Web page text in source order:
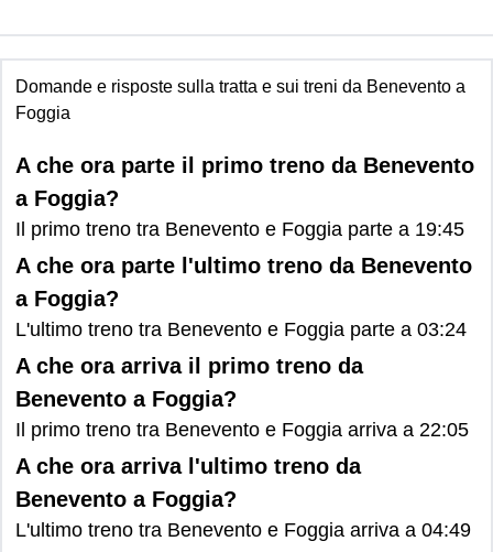
Domande e risposte sulla tratta e sui treni da Benevento a
Foggia
A che ora parte il primo treno da Benevento
a Foggia?
Il primo treno tra Benevento e Foggia parte a 19:45
A che ora parte l'ultimo treno da Benevento
a Foggia?
L'ultimo treno tra Benevento e Foggia parte a 03:24
A che ora arriva il primo treno da
Benevento a Foggia?
Il primo treno tra Benevento e Foggia arriva a 22:05
A che ora arriva l'ultimo treno da
Benevento a Foggia?
L'ultimo treno tra Benevento e Foggia arriva a 04:49